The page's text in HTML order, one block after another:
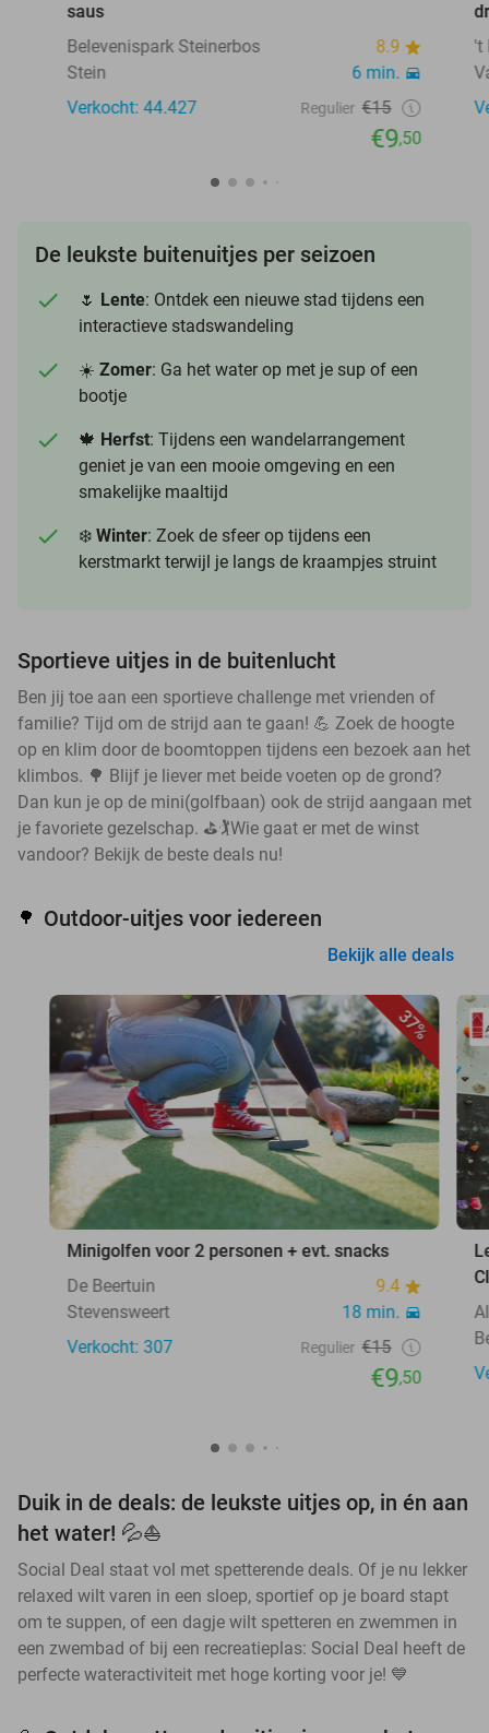
saus
Belevenispark Steinerbos
8.9
Stein
6 min.
Verkocht: 44.427
Regulier €15
€9,50
't
De leukste buitenuitjes per seizoen
🌷 Lente: Ontdek een nieuwe stad tijdens een
interactieve stadswandeling
☀️ Zomer: Ga het water op met je sup of een
bootje
🍁 Herfst: Tijdens een wandelarrangement
geniet je van een mooie omgeving en een
smakelijke maaltijd
❄️ Winter: Zoek de sfeer op tijdens een
kerstmarkt terwijl je langs de kraampjes struint
Sportieve uitjes in de buitenlucht
Ben jij toe aan een sportieve challenge met vrienden of
familie? Tijd om de strijd aan te gaan! 💪 Zoek de hoogte
op en klim door de boomtoppen tijdens een bezoek aan het
klimbos. 🌳 Blijf je liever met beide voeten op de grond?
Dan kun je op de mini(golfbaan) ook de strijd aangaan met
je favoriete gezelschap. ⛳🏌️Wie gaat er met de winst
vandoor? Bekijk de beste deals nu!
🌳 Outdoor-uitjes voor iedereen
Bekijk alle deals
37%
Minigolfen voor 2 personen + evt. snacks
De Beertuin
9.4
Stevensweert
18 min.
Verkocht: 307
Regulier €15
€9,50
Duik in de deals: de leukste uitjes op, in én aan
het water! 💦⛵
Social Deal staat vol met spetterende deals. Of je nu lekker
relaxed wilt varen in een sloep, sportief op je board stapt
om te suppen, of een dagje wilt spetteren en zwemmen in
een zwembad of bij een recreatieplas: Social Deal heeft de
perfecte wateractiviteit met hoge korting voor je! 💙